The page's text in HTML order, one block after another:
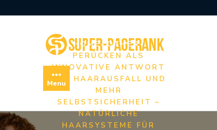
to
Menu
HOME/OTHER/
PERÜCKEN ALS
INNOVATIVE ANTWORT
AUF HAARAUSFALL UND
MEHR
SELBSTSICHERHEIT –
NATÜRLICHE
HAARSYSTEME FÜR